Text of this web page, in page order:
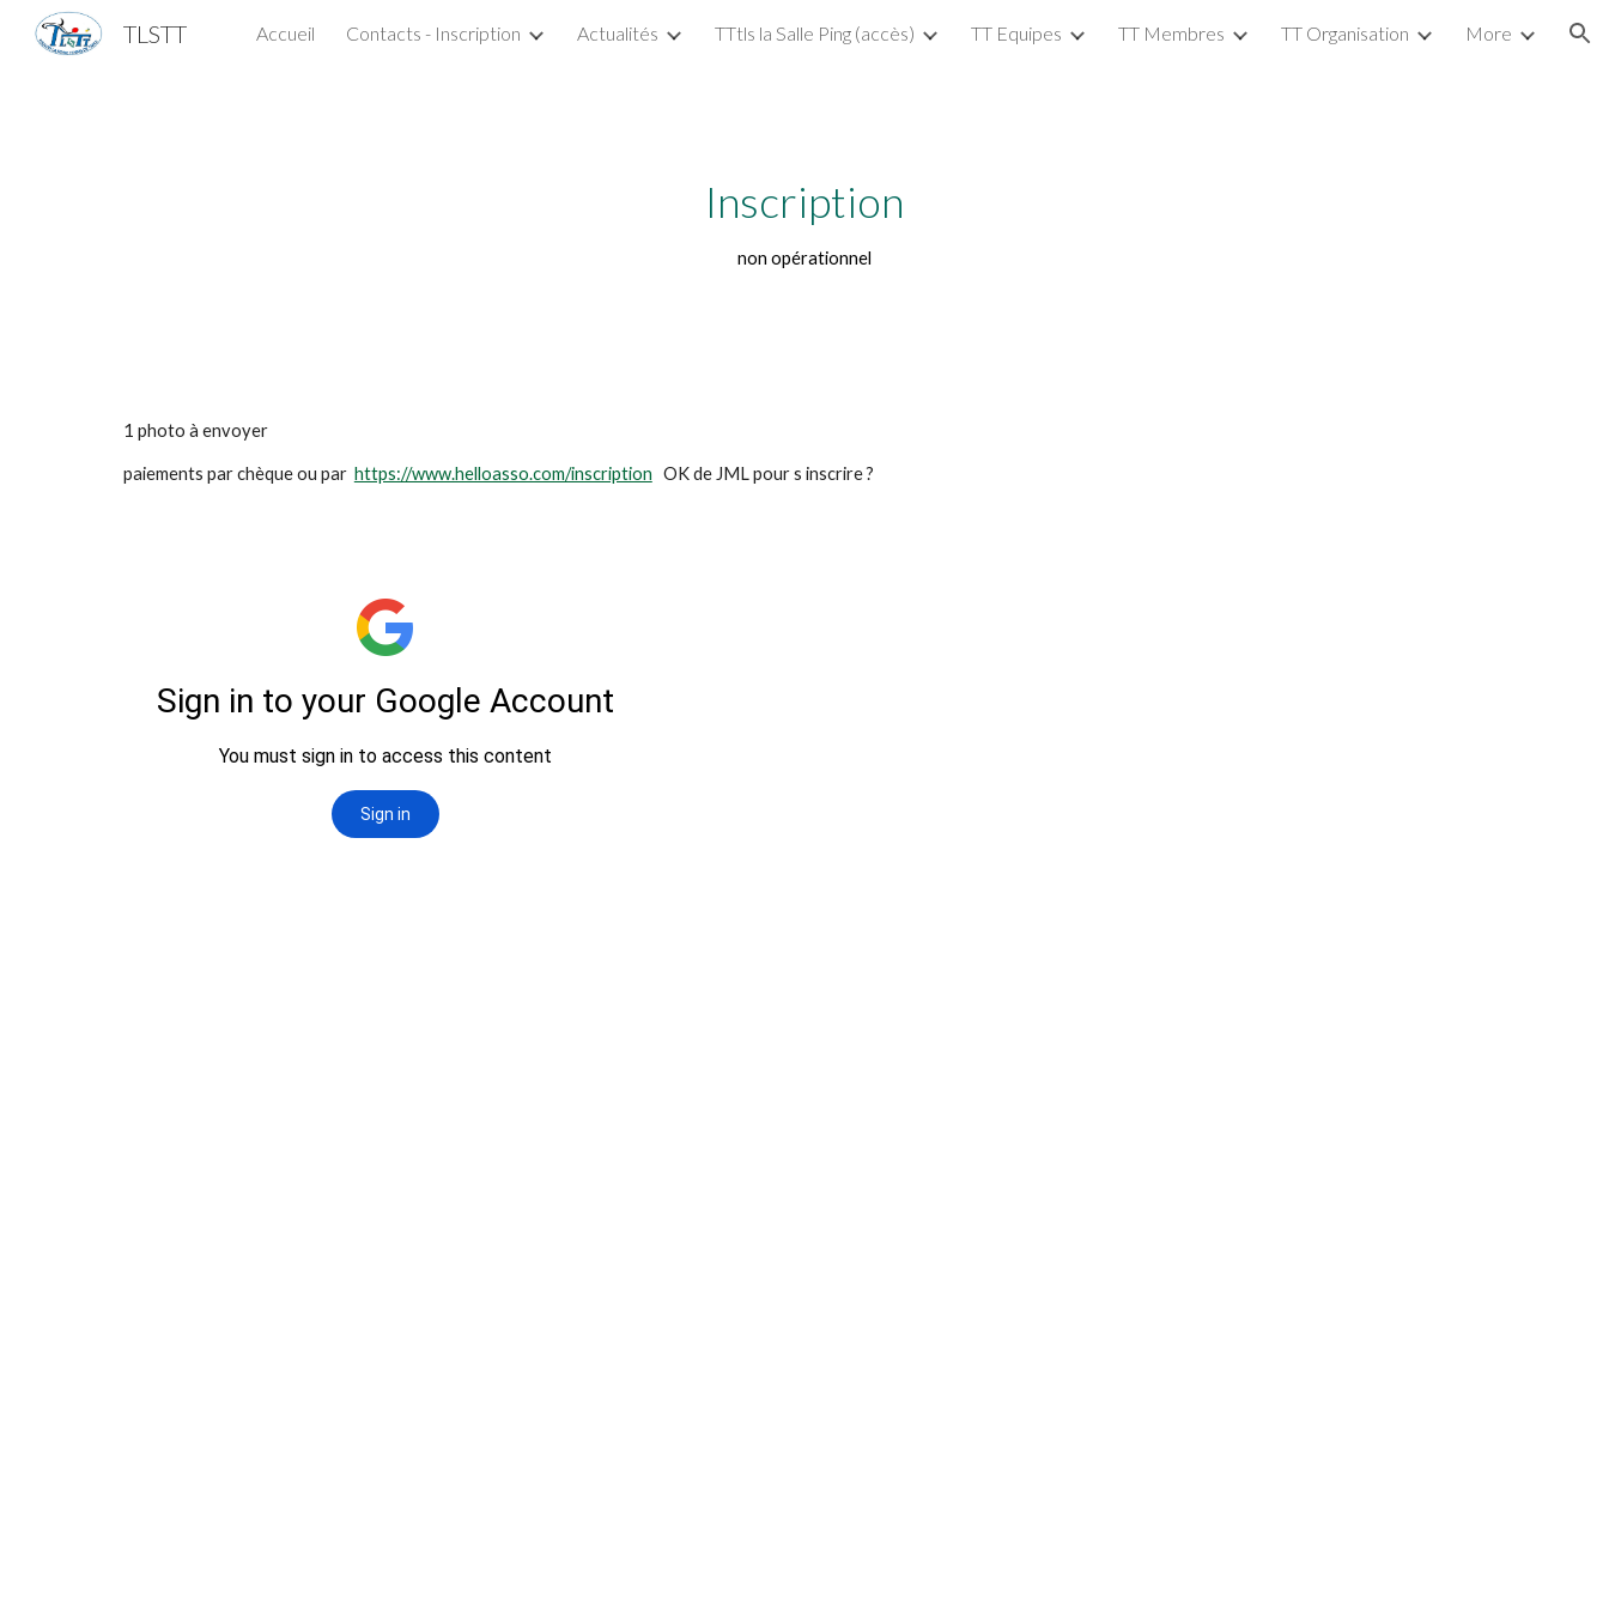
Skip to main content Skip to navigation
TLSTT Accueil Contacts - Inscription Actualités TTtls la Salle Ping (accès) TT Equipes TT Membres TT Organisation More
Inscription
non opérationnel
1 photo à envoyer
paiements par chèque ou par https://www.helloasso.com/inscription OK de JML pour s inscrire ?